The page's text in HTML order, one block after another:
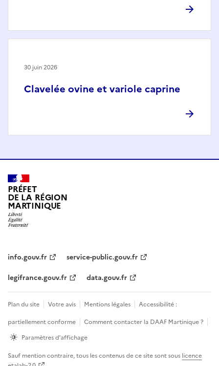
Clavelée ovine et variole caprine
30 juin 2026
PRÉFET
DE LA RÉGION
MARTINIQUE
info.gouv.fr
service-public.gouv.fr
legifrance.gouv.fr
data.gouv.fr
Plan du site Votre avis Mentions légales
Accessibilité :
partiellement conforme
Comment contacter la DAAF Martinique ?
Paramètres d'affichage
Sauf mention contraire, tous les contenus de ce site sont sous licence